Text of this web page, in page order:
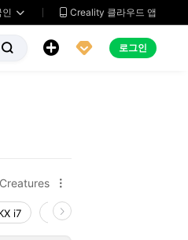
인   Creality 클라우드 앱
   로그인

i7 Creality Hi